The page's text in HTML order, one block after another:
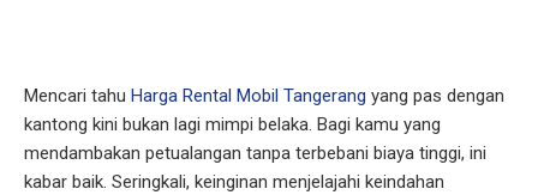
Mencari tahuHarga Rental Mobil Tangerang yang pas dengan
kantong kini bukan lagi mimpi belaka. Bagi kamu yang
mendambakan petualangan tanpa terbebani biaya tinggi, ini
kabar baik. Seringkali, keinginan menjelajahi keindahan